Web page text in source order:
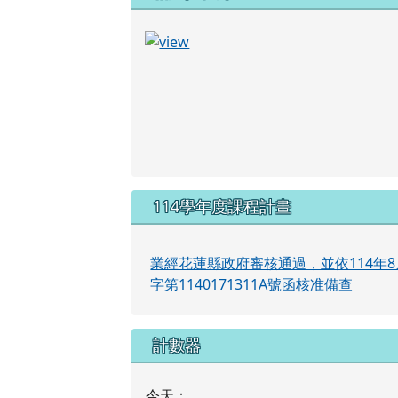
114學年度課程計畫
業經花蓮縣政府審核通過，並依114年
字第1140171311A號函核准備查
計數器